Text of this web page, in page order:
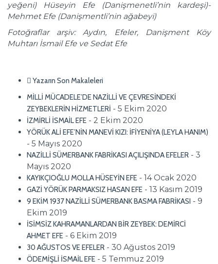
yeğeni) Hüseyin Efe (Danişmenetli’nin kardeşi)-
Mehmet Efe (Danişmentli’nin ağabeyi)
Fotoğraflar arşiv: Aydın, Efeler, Danişment Köy
Muhtarı İsmail Efe ve Sedat Efe
Yazarın Son Makaleleri
MİLLİ MÜCADELE’DE NAZİLLİ VE ÇEVRESİNDEKİ
ZEYBEKLERİN HİZMETLERİ - 5 Ekim 2020
İZMİRLİ İSMAİL EFE - 2 Ekim 2020
YÖRÜK ALİ EFE’NİN MANEVİ KIZI: İFİYENİYA (LEYLA HANIM)
- 5 Mayıs 2020
NAZİLLİ SÜMERBANK FABRİKASI AÇILIŞINDA EFELER - 3
Mayıs 2020
KAYIKÇIOĞLU MOLLA HÜSEYİN EFE - 14 Ocak 2020
GAZİ YÖRÜK PARMAKSIZ HASAN EFE - 13 Kasım 2019
9 EKİM 1937 NAZİLLİ SÜMERBANK BASMA FABRİKASI - 9
Ekim 2019
İSİMSİZ KAHRAMANLARDAN BİR ZEYBEK: DEMİRCİ
AHMET EFE - 6 Ekim 2019
30 AĞUSTOS VE EFELER - 30 Ağustos 2019
ÖDEMİŞLİ İSMAİL EFE - 5 Temmuz 2019